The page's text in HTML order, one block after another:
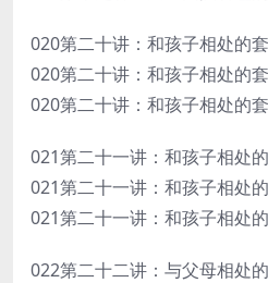
020第二十讲：和孩子相处的
020第二十讲：和孩子相处的
020第二十讲：和孩子相处的
021第二十一讲：和孩子相处
021第二十一讲：和孩子相处
021第二十一讲：和孩子相处
022第二十二讲：与父母相处的